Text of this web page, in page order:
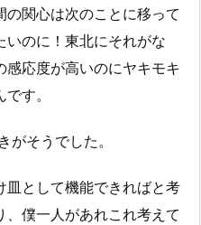
の関心は次のことに移って
いのに！東北にそれがな
応度が高いのにヤキモキ
す。
がそうでした。
皿として機能できればと考
、僕一人があれこれ考えて